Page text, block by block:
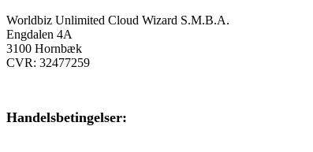
Worldbiz Unlimited Cloud Wizard S.M.B.A.
Engdalen 4A
3100 Hornbæk
CVR: 32477259
Handelsbetingelser: